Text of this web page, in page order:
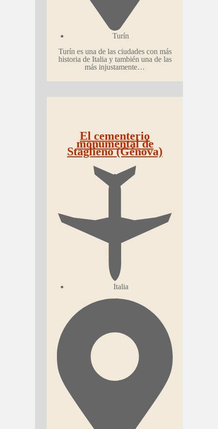
Turín
Turín es una de las ciudades con más
historia de Italia y también una de las
más injustamente…
El cementerio
monumental de
Staglieno (Génova)
Italia